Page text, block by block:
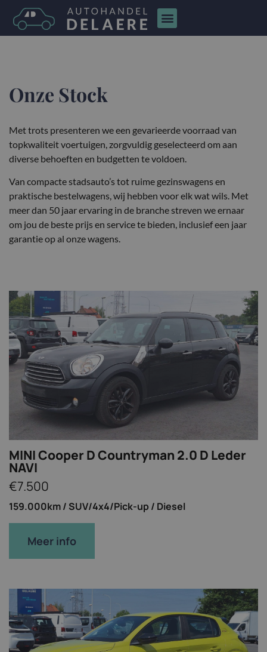
Onze Stock
Met trots presenteren we een gevarieerde voorraad van
topkwaliteit voertuigen, zorgvuldig geselecteerd om aan
diverse behoeften en budgetten te voldoen.
Van compacte stadsauto’s tot ruime gezinswagens en
praktische bestelwagens, wij hebben voor elk wat wils. Met
meer dan 50 jaar ervaring in de branche streven we ernaar
om jou de beste prijs en service te bieden, inclusief een jaar
garantie op al onze wagens.
MINI Cooper D Countryman 2.0 D Leder
NAVI
€7.500
159.000km / SUV/4x4/Pick-up / Diesel
Meer info